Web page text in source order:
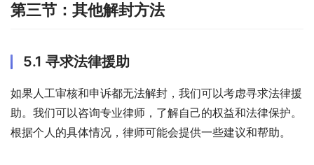
第三节：其他解封方法
5.1 寻求法律援助
如果人工审核和申诉都无法解封，我们可以考虑寻求法律援
助。我们可以咨询专业律师，了解自己的权益和法律保护。
根据个人的具体情况，律师可能会提供一些建议和帮助。